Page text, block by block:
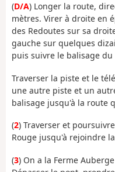
(D/A) Longer la route,
mètres. Virer à droite en
des Redoutes sur sa
gauche sur quelques
puis suivre le balisage du
Traverser la piste et le
une autre piste et un
balisage jusqu'à la route
(2) Traverser et
Rouge jusqu'à rejoindre
(3) On a la Ferme